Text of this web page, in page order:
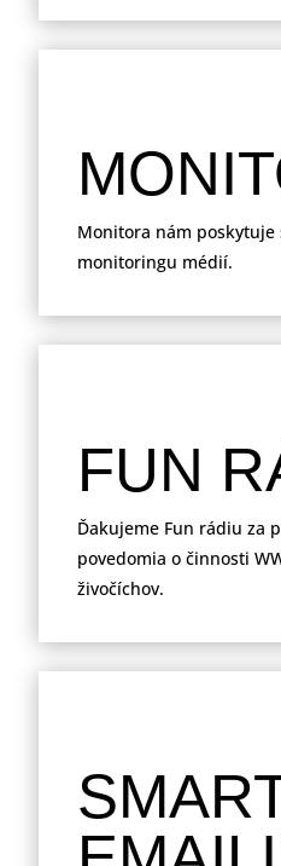
Monitora nám poskytuje
monitoringu médií.
FUN
Ďakujeme Fun rádiu za
povedomia o činnosti
živočíchov.